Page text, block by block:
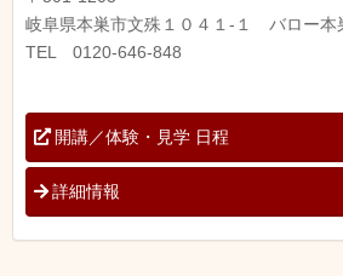
岐阜県本巣市文殊１０４１-１ バロー本
TEL 0120-646-848
開講／体験・見学 日程
詳細情報